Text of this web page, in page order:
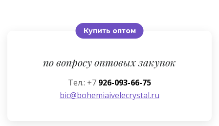
Купить оптом
по вопросу оптовых закупок
Тел.: +7 926-093-66-75
bic@bohemiaivelecrystal.ru